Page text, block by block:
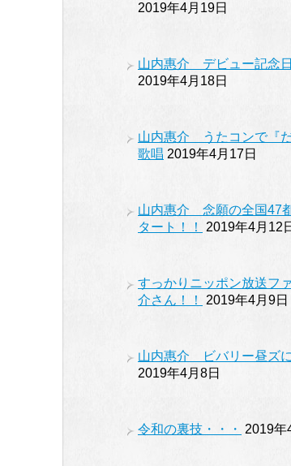
2019年4月19日
山内惠介 デビュー記念日
2019年4月18日
山内惠介 うたコンで『
歌唱 2019年4月17日
山内惠介 念願の全国47
タート！！
2019年4月12
すっかりニッポン放送フ
介さん！！
2019年4月9日
山内惠介 ビバリー昼ズに
2019年4月8日
令和の裏技・・・ 2019年